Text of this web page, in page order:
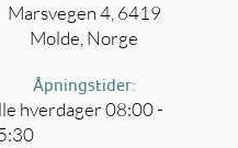
Marsvegen 4, 6419
Molde, Norge
Åpningstider:
hverdager 08:00 -